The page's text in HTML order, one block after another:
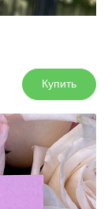
Купить